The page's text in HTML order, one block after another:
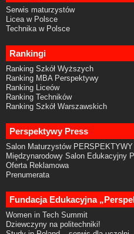
Serwis maturzystów
Licea w Polsce
Technika w Polsce
Rankingi
Ranking Szkół Wyższych
Ranking MBA Perspektywy
Ranking Liceów
Ranking Techników
Ranking Szkół Warszawskich
Perspektywy Press
Salon Maturzystów PERSPEKTYWY
Międzynarodowy Salon Edukacyjny
Oferta Reklamowa
Prenumerata
Fundacja Edukacyjna
Women in Tech Summit
Dziewczyny na politechniki!